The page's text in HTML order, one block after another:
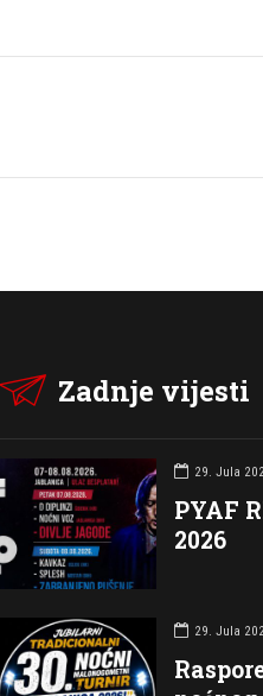
Zadnje vijesti
29. Jula
PYAF
2026
29. Jula